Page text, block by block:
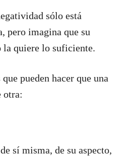
sólo está
pero imagina que su
la quiere lo suficiente.
pueden hacer que una
otra:
sí misma, de su aspecto,